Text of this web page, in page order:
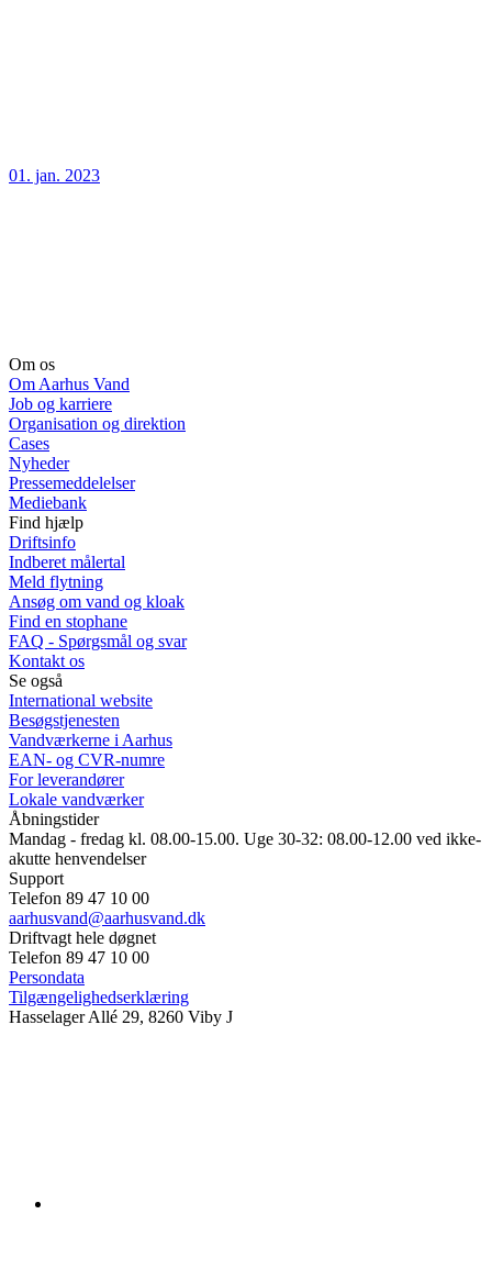
01. jan. 2023
Om os
Om Aarhus Vand
Job og karriere
Organisation og direktion
Cases
Nyheder
Pressemeddelelser
Mediebank
Find hjælp
Driftsinfo
Indberet målertal
Meld flytning
Ansøg om vand og kloak
Find en stophane
FAQ - Spørgsmål og svar
Kontakt os
Se også
International website
Besøgstjenesten
Vandværkerne i Aarhus
EAN- og CVR-numre
For leverandører
Lokale vandværker
Åbningstider
Mandag - fredag kl. 08.00-15.00. Uge 30-32: 08.00-12.00 ved ikke-
akutte henvendelser
Support
Telefon 89 47 10 00
aarhusvand@aarhusvand.dk
Driftvagt hele døgnet
Telefon 89 47 10 00
Persondata
Tilgængelighedserklæring
Hasselager Allé 29, 8260 Viby J